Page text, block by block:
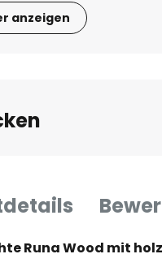
anzeigen
Runa Wood mit